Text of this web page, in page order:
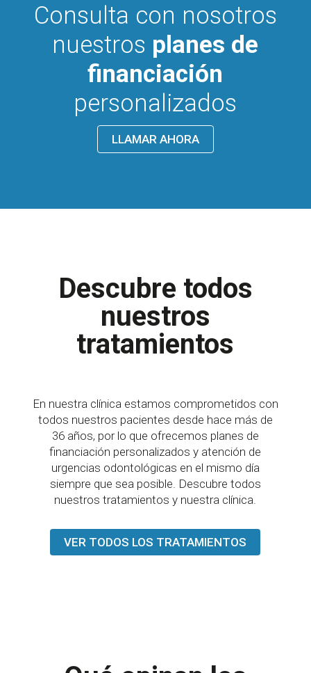
Consulta con nosotros
nuestros planes de
financiación
personalizados
LLAMAR AHORA
Descubre todos
nuestros
tratamientos
En nuestra clínica estamos comprometidos con
todos nuestros pacientes desde hace más de
36 años, por lo que ofrecemos planes de
financiación personalizados y atención de
urgencias odontológicas en el mismo día
siempre que sea posible. Descubre todos
nuestros tratamientos y nuestra clínica.
VER TODOS LOS TRATAMIENTOS